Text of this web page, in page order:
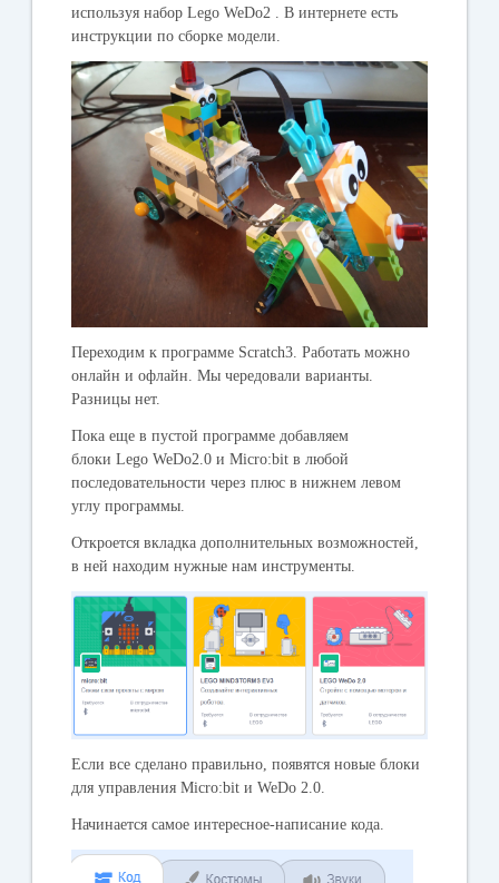
используя набор Lego WeDo2 . В интернете есть
инструкции по сборке модели.
Переходим к программе Scratch3. Работать можно
онлайн и офлайн. Мы чередовали варианты.
Разницы нет.
Пока еще в пустой программе добавляем
блоки Lego WeDo2.0 и Micro:bit в любой
последовательности через плюс в нижнем левом
углу программы.
Откроется вкладка дополнительных возможностей,
в ней находим нужные нам инструменты.
Если все сделано правильно, появятся новые блоки
для управления Micro:bit и WeDo 2.0.
Начинается самое интересное-написание кода.